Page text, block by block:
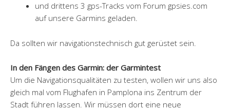
und drittens 3 gps-Tracks vom Forum gpsies.com
auf unsere Garmins geladen.
Da sollten wir navigationstechnisch gut gerüstet sein.
In den Fängen des Garmin: der Garmintest
Um die Navigationsqualitäten zu testen, wollen wir uns also
gleich mal vom Flughafen in Pamplona ins Zentrum der
Stadt führen lassen. Wir müssen dort eine neue